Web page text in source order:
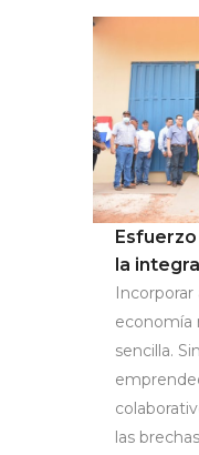
la
economía
sencilla.
las